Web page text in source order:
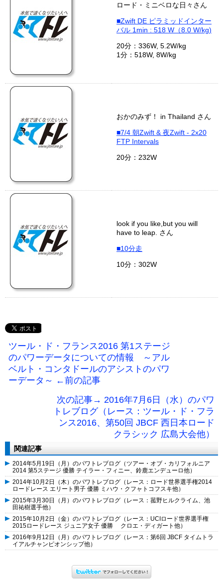
ロード・ミニベロな日々さん
■Zwift DE ピラミッドインター
バル 1min : 518 W（8.0 W/kg)
20分：336W, 5.2W/kg
1分：518W, 8W/kg
おかのみず！ in Thailand さん
■7/4 朝Zwift & 夜Zwift - 2x20
FTP Intervals
20分：232W
look if you like,but you will
have to leap. さん
■10分走
10分：302W
ツール・ド・フランス2016 第1ステージ
のパワーデータについての情報 ～アル
ベルト・コンタドールのアシストのパワ
ーデータ～ ←前の記事
次の記事→ 2016年7月6日（水）のパワ
トレブログ（レース：ツール・ド・フラ
ンス2016、第50回 JBCF 西日本ロード
クラシック 広島大会他）
関連記事
2014年5月19日（月）のパワトレブログ（ツアー・オブ・カリフォルニア
2014 第5ステージ 優勝 テイラー・フィニー、鈴鹿エンデューロ他）
2014年10月2日（木）のパワトレブログ（レース：ロード世界選手権2014
ロードレース エリート男子 優勝 ミハウ・クフャトコフスキ他）
2015年3月30日（月）のパワトレブログ（レース：菰野ヒルクライム、池
田祐樹選手他）
2015年10月2日（金）のパワトレブログ（レース：UCIロード世界選手権
2015ロードレース ジュニア女子 優勝 クロエ・ディガート他）
2016年9月12日（月）のパワトレブログ（レース：第6回 JBCF タイムトラ
イアルチャンピオンシップ他）